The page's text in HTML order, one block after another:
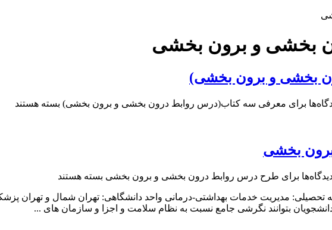
بخشی و برون بخشی
بخشی و برون بخشی)
برای معرفی سه کتاب(درس روابط درون بخشی و برون بخشی) بسته هستند
بخشی
برای طرح درس روابط درون بخشی و برون بخشی بسته هستند
بتوانند نگرشی جامع نسبت به نظام سلامت و اجزا و سازمان های ...